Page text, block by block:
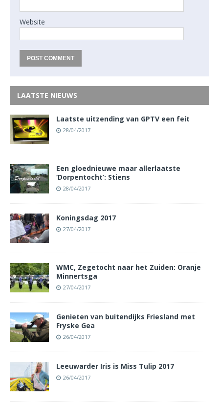
Website
LAATSTE NIEUWS
Laatste uitzending van GPTV een feit
28/04/2017
Een gloednieuwe maar allerlaatste
‘Dorpentocht’: Stiens
28/04/2017
Koningsdag 2017
27/04/2017
WMC, Zegetocht naar het Zuiden: Oranje
Minnertsga
27/04/2017
Genieten van buitendijks Friesland met
Fryske Gea
26/04/2017
Leeuwarder Iris is Miss Tulip 2017
26/04/2017